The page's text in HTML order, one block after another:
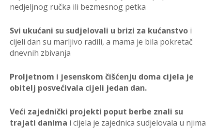
nedjeljnog ručka ili bezmesnog petka
Svi ukućani su sudjelovali u brizi za kućanstvo i
cijeli dan su marljivo radili, a mama je bila pokretač
dnevnih zbivanja
Proljetnom i jesenskom čišćenju doma cijela je
obitelj posvećivala cijeli jedan dan.
Veći zajednički projekti poput berbe znali su
trajati danima i cijela je zajednica sudjelovala u njima